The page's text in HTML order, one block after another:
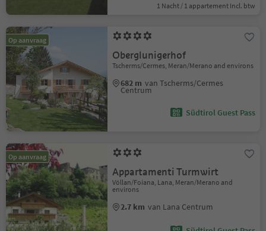
1 Nacht / 1 appartement Incl. btw
Op aanvraag
Oberglunigerhof
Tscherms/Cermes, Meran/Merano and environs
682 m van Tscherms/Cermes
Centrum
Südtirol Guest Pass
Op aanvraag
Appartamenti Turmwirt
Völlan/Foiana, Lana, Meran/Merano and
environs
2.7 km van Lana Centrum